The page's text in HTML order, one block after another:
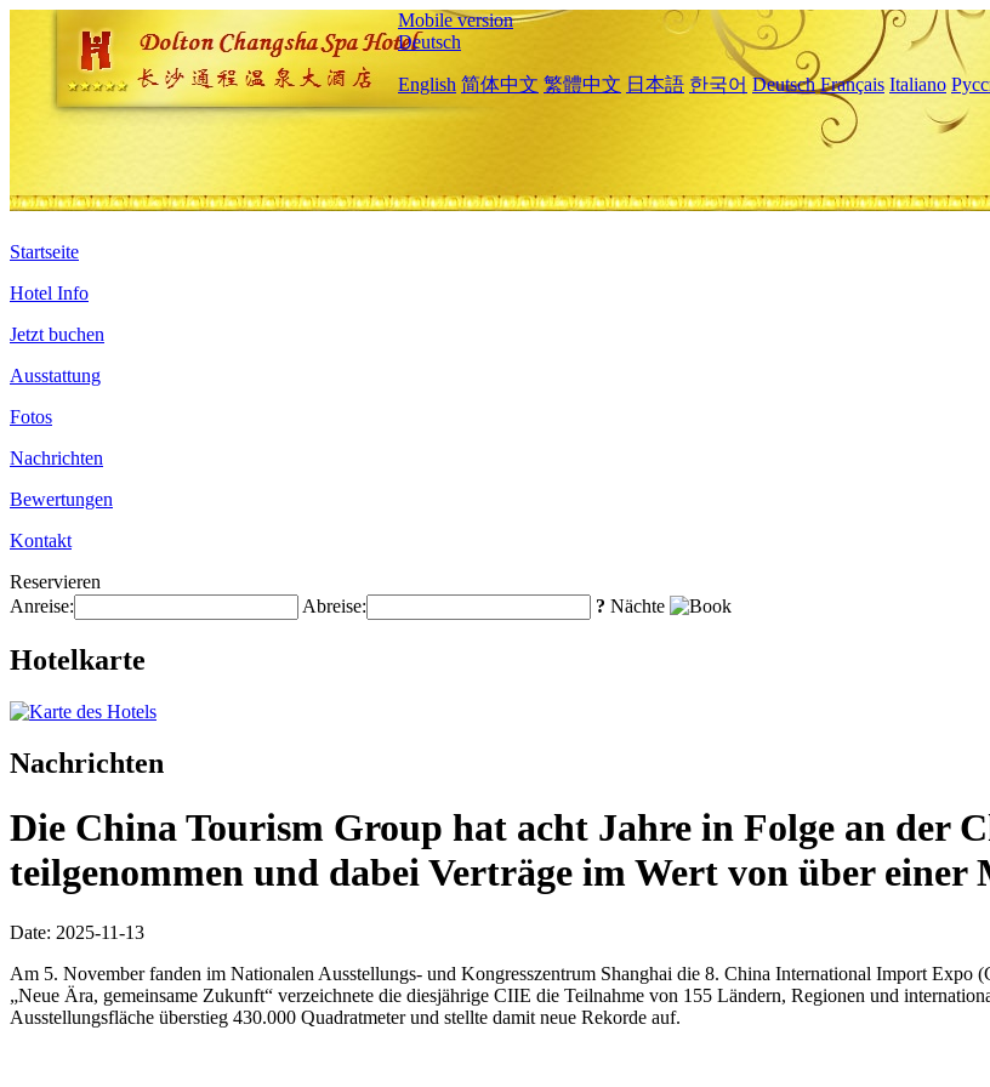
Mobile version
Deutsch
English 简体中文 繁體中文 日本語 한국어 Deutsch Français Italiano
Startseite
Hotel Info
Jetzt buchen
Ausstattung
Fotos
Nachrichten
Bewertungen
Kontakt
Reservieren
Anreise:
Abreise: ? Nächte
Hotelkarte
Nachrichten
Die China Tourism Group hat acht Jahre in Folge an der
teilgenommen und dabei Verträge im Wert von über einer
Date: 2025-11-13
Am 5. November fanden im Nationalen Ausstellungs- und Kongresszentrum Shanghai die 8. China International Import
„Neue Ära, gemeinsame Zukunft“ verzeichnete die diesjährige CIIE die Teilnahme von 155 Ländern, Regionen und
Ausstellungsfläche überstieg 430.000 Quadratmeter und stellte damit neue Rekorde auf.